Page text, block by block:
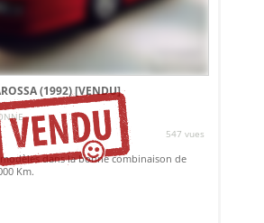
(1992)[VENDU]
547 vues
dans la bonne combinaison de
Km.